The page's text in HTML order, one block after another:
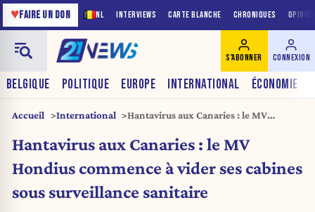
NL INTERVIEWS CARTE BLANCHE CHRONIQUES
♥FAIRE UN DON
BELGIQUE POLITIQUE EUROPE INTERNATIONAL ÉCONOMIE
S'ABONNER CONNEXION
Accueil International
Hantavirus aux Canaries : le MV
sous surveillance sanitaire
Hantavirus aux Canaries : le MV
Hondius commence à vider ses cabines
sous surveillance sanitaire